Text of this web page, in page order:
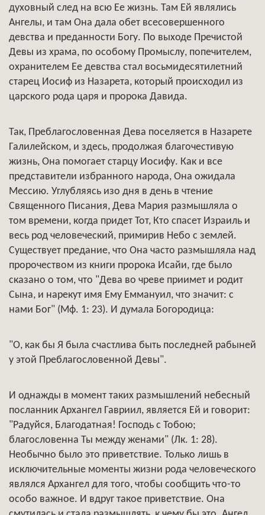
духовный след на всю Ее жизнь. Там Ей являлись
Ангелы, и там Она дала обет всесовершенного
девства и преданности Богу. По выходе Пречистой
Девы из храма, по особому Промыслу, попечителем,
охранителем Ее девства стал восьмидесятилетний
старец Иосиф из Назарета, который происходил из
царского рода царя и пророка Давида.
Так, Преблагословенная Дева поселяется в Назарете
Галилейском, и здесь, продолжая благочестивую
жизнь, Она помогает старцу Иосифу. Как и все
представители избранного народа, Она ожидала
Мессию. Углубляясь изо дня в день в чтение
Священного Писания, Дева Мария размышляла о
том времени, когда придет Тот, Кто спасет Израиль и
весь род человеческий, примирив Небо с землей.
Существует предание, что Она часто размышляла над
пророчеством из книги пророка Исайи, где было
сказано о том, что "Дева во чреве приимет и родит
Сына, и нарекут имя Ему Еммануил, что значит: с
нами Бог" (Мф. 1: 23). И думала Богородица:
"О, как бы Я была счастлива быть последней рабыней
у этой Преблагословенной Девы".
И однажды в момент таких размышлений небесный
посланник Архангел Гавриил, является Ей и говорит:
"Радуйся, Благодатная! Господь с Тобою;
благословенна Ты между женами" (Лк. 1: 28).
Необычно было это приветствие. Только лишь в
исключительные моменты жизни рода человеческого
являлся Архангел для того, чтобы сообщить что-то
особо важное. И вдруг такое приветствие. Она